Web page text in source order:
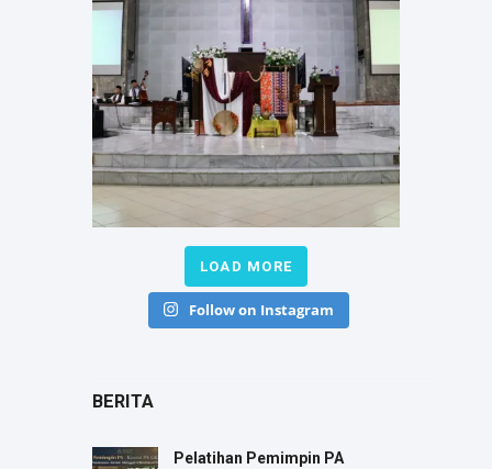
LOAD MORE
Follow on Instagram
BERITA
Pelatihan Pemimpin PA